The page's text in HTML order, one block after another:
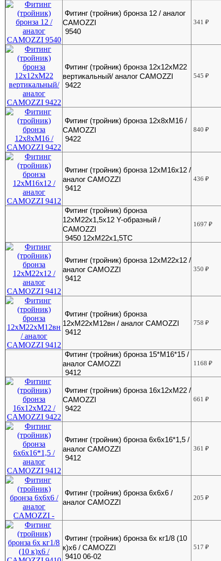
Фитинг (тройник) бронза 12 / аналог
CAMOZZI
9540
341₽
Фитинг (тройник) бронза 12х12хМ22
вертикальный/ аналог CAMOZZI
9422
545₽
Фитинг (тройник) бронза 12х8хМ16 /
CAMOZZI
9422
840₽
Фитинг (тройник) бронза 12хМ16х12 /
аналог CAMOZZI
9412
436₽
Фитинг (тройник) бронза
12хМ22х1,5х12 Y-образный /
CAMOZZI
9450 12хМ22х1,5ТС
1697₽
Фитинг (тройник) бронза 12хМ22х12 /
аналог CAMOZZI
9412
350₽
Фитинг (тройник) бронза
12хМ22хМ12вн / аналог CAMOZZI
9412
758₽
Фитинг (тройник) бронза 15*М16*15 /
аналог CAMOZZI
9412
1168₽
Фитинг (тройник) бронза 16х12хМ22 /
CAMOZZI
9422
661₽
Фитинг (тройник) бронза 6x6x16*1,5 /
аналог CAMOZZI
9412
361₽
Фитинг (тройник) бронза 6x6x6 /
аналог CAMOZZI
205₽
Фитинг (тройник) бронза 6х кг1/8 (10
к)х6 / CAMOZZI
9410 06-02
517₽